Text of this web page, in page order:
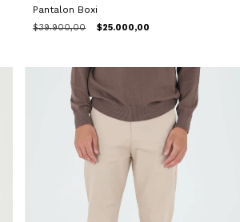
Pantalon Boxi
$39.900,00 $25.000,00